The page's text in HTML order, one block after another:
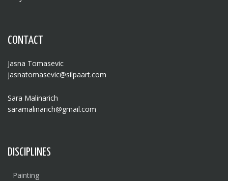
CONTACT
Jasna Tomasevic
jasnatomasevic@silpaart.com
Sara Malinarich
saramalinarich@gmail.com
DISCIPLINES
Painting